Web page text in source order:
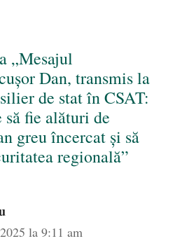
„Mesajul
Dan, transmis la
de stat în CSAT:
fie alături de
greu încercat și să
regională”
la 9:11 am